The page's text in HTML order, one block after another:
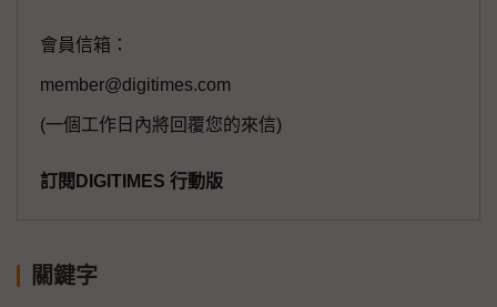
會員信箱：
member@digitimes.com
(一個工作日內將回覆您的來信)
訂閱DIGITIMES 行動版
關鍵字